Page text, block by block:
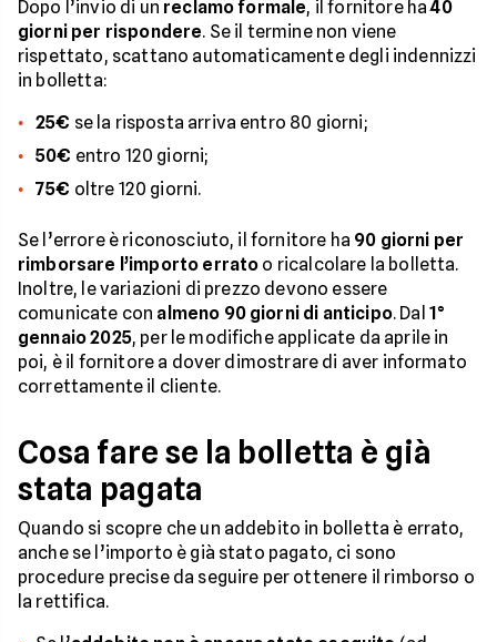
Dopo l’invio di un reclamo formale, il fornitore ha40
giorni per rispondere. Se il termine non viene
rispettato, scattano automaticamente degli indennizzi
in bolletta:
25€ se la risposta arriva entro 80 giorni;
50€ entro 120 giorni;
75€ oltre 120 giorni.
Se l’errore è riconosciuto, il fornitore ha 90 giorni per
rimborsare l’importo errato o ricalcolare la bolletta.
Inoltre, le variazioni di prezzo devono essere
comunicate con almeno 90 giorni di anticipo. Dal 1°
gennaio 2025, per le modifiche applicate da aprile in
poi, è il fornitore a dover dimostrare di aver informato
correttamente il cliente.
Cosa fare se la bolletta è già
stata pagata
Quando si scopre che un addebito in bolletta è errato,
anche se l’importo è già stato pagato, ci sono
procedure precise da seguire per ottenere il rimborso o
la rettifica.